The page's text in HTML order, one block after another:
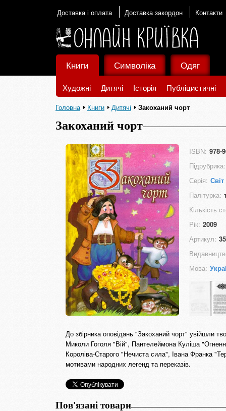
Доставка і оплата Доставка закордон Контакти
Книги
Художні Дитячі Історія Публіцистичні
Символіка Одяг
Головна Книги Дитячі Закоханий чорт
Закоханий чорт
ISBN: 978-
Підрубрика:
Серія:
Палітурка:
Кількість
Рік: 2009
Артикул:
Мова:
До збірника оповідань "Закоханий чорт" увійшли
Миколи Гоголя "Вій", Пантелеймона Куліша
Короліва-Старого "Нечиста сила", Івана Франка
мотивами народних легенд та переказів.
Пов'язані товари